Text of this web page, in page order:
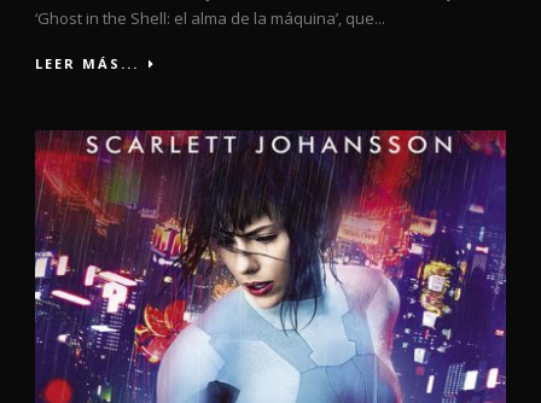
‘Ghost in the Shell: el alma de la máquina’, que...
LEER MÁS...